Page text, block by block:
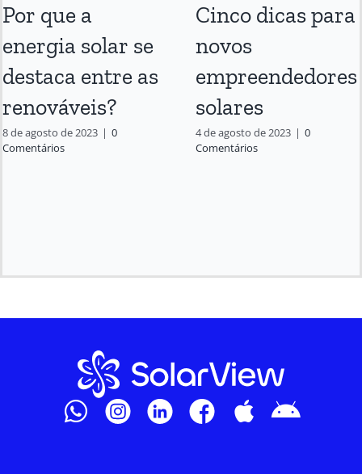
Por que a
energia solar se
destaca entre as
renováveis?
8 de agosto de 2023 | 0
Comentários
Cinco dicas para
novos
empreendedores
solares
4 de agosto de 2023 | 0
Comentários